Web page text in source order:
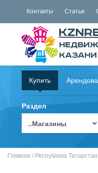
Контакты Статьи
Купить
Раздел
Главная / Республика Татарстан